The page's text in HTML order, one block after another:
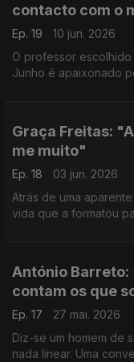
contacto com o
Ep. 19
10 jun. 2026
O professor
Junho é apaixonado
Graça Freitas:
me muito"
Ep. 18
03 jun. 2026
Atrás de uma
vida que a formatou
António Barreto:
contam os que
Ep. 17
27 mai. 2026
Diz-se um homem de
nada linear. Uma